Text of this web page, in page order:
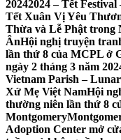
20242024 – Tết
Tết Xuân Vị Yêu
Thừa và Lễ Phật trong
ÂnHội nghị truyện
lần thứ 8 của MCPL ở
ngày 2 tháng 3 năm
Vietnam Parish –
Xứ Mẹ Việt NamHội
thường niên lần thứ 8
Montgomery
Adoption Center mở